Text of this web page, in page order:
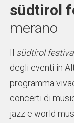
südtirol
merano
Il südtirol
degli eventi in
programma
concerti di
jazz e world